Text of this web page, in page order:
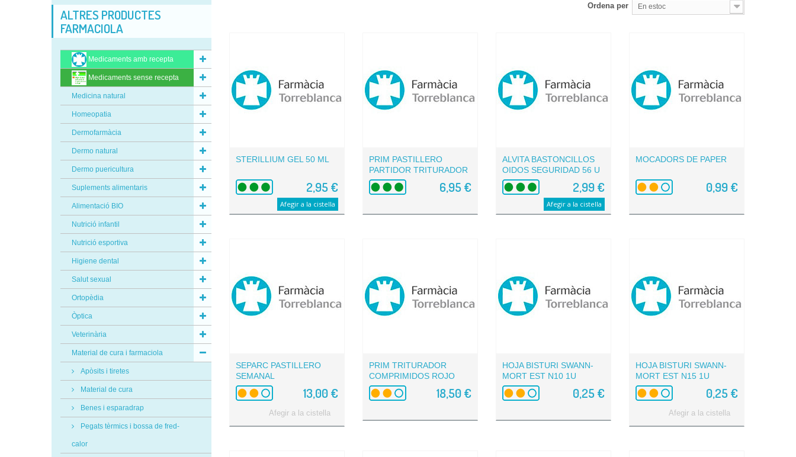
ALTRES PRODUCTES
FARMACIOLA
Medicaments amb recepta
Medicaments sense recepta
Medicina natural
Homeopatia
Dermofarmàcia
Dermo natural
Dermo puericultura
Suplements alimentaris
Alimentació BIO
Nutrició infantil
Nutrició esportiva
Higiene dental
Salut sexual
Ortopèdia
Òptica
Veterinària
Material de cura i farmaciola
Apòsits i tiretes
Material de cura
Benes i esparadrap
Pegats tèrmics i bossa de fred-
calor
Ordena per En estoc
STERILLIUM GEL 50 ML
2,95 €
Afegir a la cistella
PRIM PASTILLERO
PARTIDOR TRITURADOR
DELUXE...
6,95 €
ALVITA BASTONCILLOS
OIDOS SEGURIDAD 56 U
2,99 €
Afegir a la cistella
MOCADORS DE PAPER
0,99 €
SEPARC PASTILLERO
SEMANAL
13,00 €
Afegir a la cistella
PRIM TRITURADOR
COMPRIMIDOS ROJO
9935...
18,50 €
HOJA BISTURI SWANN-
MORT EST N10 1U
0,25 €
HOJA BISTURI SWANN-
MORT EST N15 1U
0,25 €
Afegir a la cistella